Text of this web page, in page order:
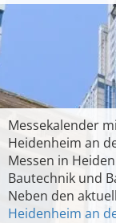
Messekalender
Heidenheim an
Messen in
Bautechnik und
Neben den
Heidenheim an